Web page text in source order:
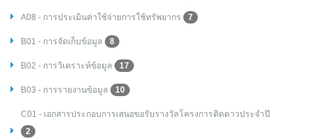
A08 - การประเมินค่าใช้จ่ายการใช้ทรัพยากร 7
B01 - การจัดเก็บข้อมูล 8
B02 - การวิเคราะห์ข้อมูล 17
B03 - การรายงานข้อมูล 10
C01 - เอกสารประกอบการเสนอขอรับรางวัลโครงการติดดาวประจำปี
2